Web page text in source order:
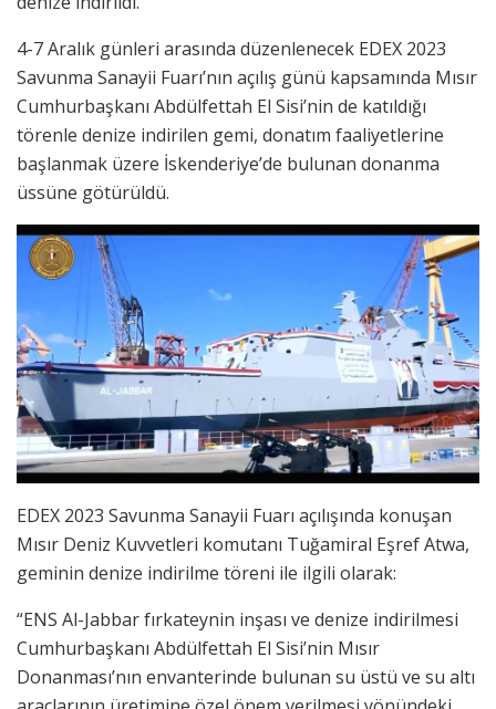
4-7 Aralık günleri arasında düzenlenecek EDEX 2023
Savunma Sanayii Fuarı’nın açılış günü kapsamında Mısır
Cumhurbaşkanı Abdülfettah El Sisi’nin de katıldığı
törenle denize indirilen gemi, donatım faaliyetlerine
başlanmak üzere İskenderiye’de bulunan donanma
üssüne götürüldü.
EDEX 2023 Savunma Sanayii Fuarı açılışında konuşan
Mısır Deniz Kuvvetleri komutanı Tuğamiral Eşref Atwa,
geminin denize indirilme töreni ile ilgili olarak:
“ENS Al-Jabbar fırkateynin inşası ve denize indirilmesi
Cumhurbaşkanı Abdülfettah El Sisi’nin Mısır
Donanması’nın envanterinde bulunan su üstü ve su altı